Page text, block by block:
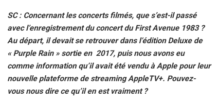
SC : Concernant les concerts filmés, que s’est-il passé
avec l’enregistrement du concert du First Avenue 1983 ?
Au départ, il devait se retrouver dans l’édition Deluxe de
« Purple Rain » sortie en 2017, puis nous avons eu
comme information qu’il avait été vendu à Apple pour leur
nouvelle plateforme de streaming AppleTV+. Pouvez-
vous nous dire ce qu’il en est vraiment ?